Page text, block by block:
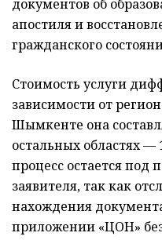
документов об
апостиля и
гражданского
Стоимость услуги
зависимости от
Шымкенте она
остальных областях —
процесс остается
заявителя, так как
нахождения
приложении «ЦОН»